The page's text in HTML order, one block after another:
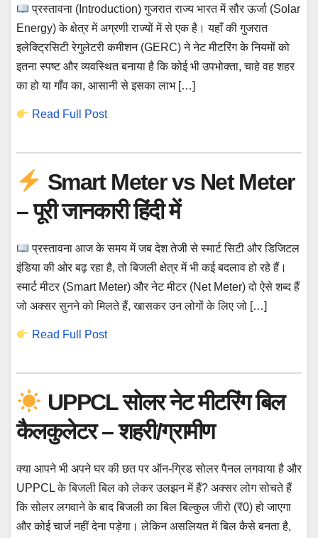
प्रस्तावना (Introduction) गुजरात राज्य भारत में सौर ऊर्जा (Solar
Energy) के क्षेत्र में अग्रणी राज्यों में से एक है। यहाँ की गुजरात
इलेक्ट्रिसिटी रेगुलेटरी कमीशन (GERC) ने नेट मीटरिंग के नियमों को
इतना स्पष्ट और व्यवस्थित बनाया है कि कोई भी उपभोक्ता, चाहे वह शहर
का हो या गाँव का, आसानी से इसका लाभ […]
Read Full Post
Smart Meter vs Net Meter
– पूरी जानकारी हिंदी में
प्रस्तावना आज के समय में जब देश तेजी से स्मार्ट सिटी और डिजिटल
इंडिया की ओर बढ़ रहा है, तो बिजली क्षेत्र में भी कई बदलाव हो रहे हैं।
स्मार्ट मीटर (Smart Meter) और नेट मीटर (Net Meter) दो ऐसे शब्द हैं
जो अक्सर सुनने को मिलते हैं, खासकर उन लोगों के लिए जो […]
Read Full Post
UPPCL सोलर नेट मीटरिंग बिल
कैलकुलेटर – शहरी/ग्रामीण
क्या आपने भी अपने घर की छत पर ऑन-ग्रिड सोलर पैनल लगवाया है और
UPPCL के बिजली बिल को लेकर उलझन में हैं? अक्सर लोग सोचते हैं
कि सोलर लगवाने के बाद बिजली का बिल बिल्कुल जीरो (₹0) हो जाएगा
और कोई चार्ज नहीं देना पड़ेगा। लेकिन असलियत में बिल कैसे बनता है,